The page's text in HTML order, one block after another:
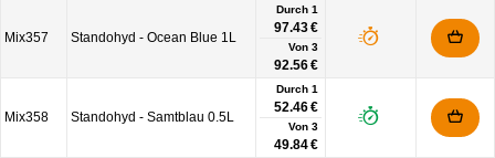
Mix357 Standohyd - Ocean Blue 1L
Durch 1
97.43 €
Von 3
92.56 €
Mix358 Standohyd - Samtblau 0.5L
Durch 1
52.46 €
Von 3
49.84 €